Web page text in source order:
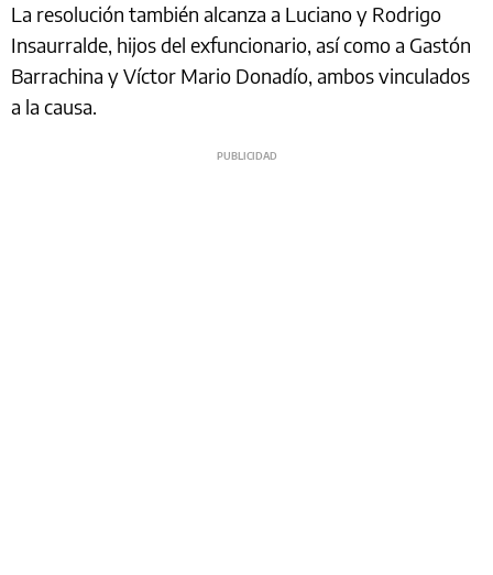
La resolución también alcanza a Luciano y Rodrigo
Insaurralde, hijos del exfuncionario, así como a Gastón
Barrachina y Víctor Mario Donadío, ambos vinculados
a la causa.